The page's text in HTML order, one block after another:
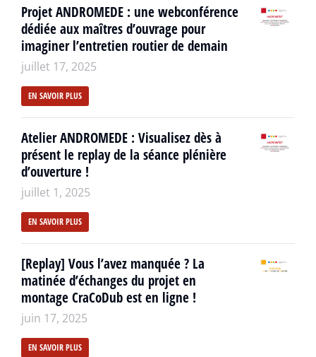
Projet ANDROMEDE : une webconférence
dédiée aux maîtres d’ouvrage pour
imaginer l’entretien routier de demain
juillet 17, 2025
EN SAVOIR PLUS
Atelier ANDROMEDE : Visualisez dès à
présent le replay de la séance plénière
d’ouverture !
juillet 1, 2025
EN SAVOIR PLUS
[Replay] Vous l’avez manquée ? La
matinée d’échanges du projet en
montage CraCoDub est en ligne !
juin 17, 2025
EN SAVOIR PLUS